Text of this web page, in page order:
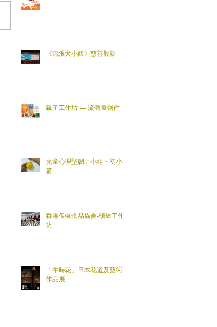
《流浪犬小飯》慈善觀影
親子工作坊 — 流體畫創作
兒童心理堅韌力小組・初小
篇
香港保健食品協會-頌缽工作
坊
「午時花」日本花道及藝術
作品展